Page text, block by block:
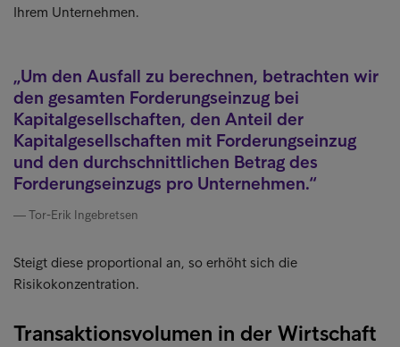
Ihrem Unternehmen.
Um den Ausfall zu berechnen, betrachten wir
den gesamten Forderungseinzug bei
Kapitalgesellschaften, den Anteil der
Kapitalgesellschaften mit Forderungseinzug
und den durchschnittlichen Betrag des
Forderungseinzugs pro Unternehmen.
Tor-Erik Ingebretsen
Steigt diese proportional an, so erhöht sich die
Risikokonzentration.
Transaktionsvolumen in der Wirtschaft